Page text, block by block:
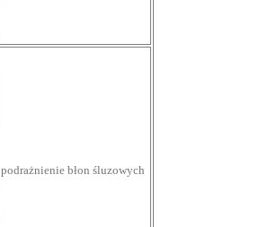
podrażnienie błon śluzowych